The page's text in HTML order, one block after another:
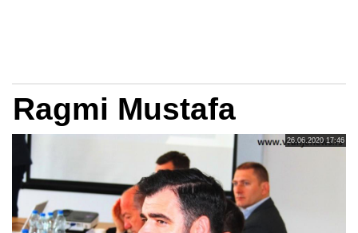
Ragmi Mustafa
26.06.2020 17:46